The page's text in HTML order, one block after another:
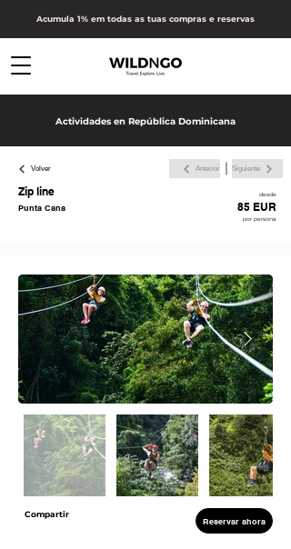
Acumula 1% em todas as tuas compras e reservas
Actividades en República Dominicana
Volver Anterior Siguiente
Zip line
Punta Cana
desde
85 EUR
por persona
Compartir
Reservar ahora